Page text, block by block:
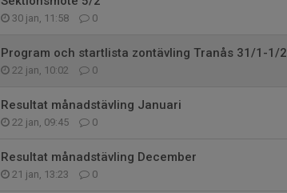
30 jan, 11:58 0
Program och startlista zontävling Tranås 31/1-1/2
22 jan, 10:02 0
Resultat månadstävling Januari
22 jan, 09:45 0
Resultat månadstävling December
21 jan, 13:23 0